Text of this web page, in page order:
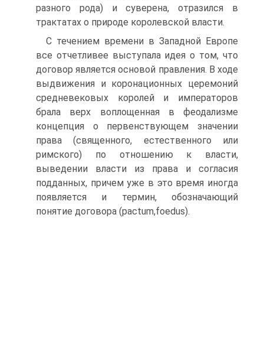
разного рода) и суверена, отразился в
трактатах о природе королевской власти.
С течением времени в Западной Европе
все отчетливее выступала идея о том, что
договор является основой правления. В ходе
выдвижения и коронационных церемоний
средневековых королей и императоров
брала верх воплощенная в феодализме
концепция о первенствующем значении
права (священного, естественного или
римского) по отношению к власти,
выведении власти из права и согласия
подданных, причем уже в это время иногда
появляется и термин, обозначающий
понятие договора (pactum,foedus).